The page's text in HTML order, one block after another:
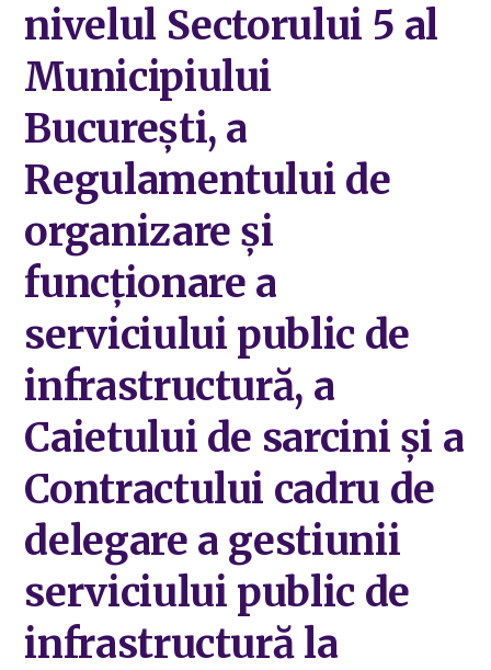
nivelul Sectorului 5 al
Municipiului
București, a
Regulamentului de
organizare și
funcționare a
serviciului public de
infrastructură, a
Caietului de sarcini și a
Contractului cadru de
delegare a gestiunii
serviciului public de
infrastructură la